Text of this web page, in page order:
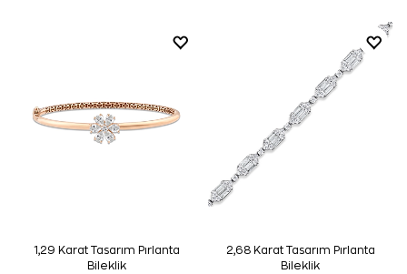
1,29 Karat Tasarım Pırlanta
Bileklik
2,68 Karat Tasarım Pırlanta
Bileklik